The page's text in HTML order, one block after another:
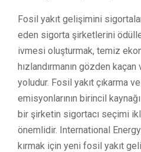
Fosil yakıt gelişimini
eden sigorta şirketlerini
ivmesi oluşturmak, temiz
hızlandırmanın gözden
yoludur. Fosil yakıt çıkarma
emisyonlarının birincil
bir şirketin sigortacı seçimi
önemlidir. International
kırmak için yeni fosil yakıt